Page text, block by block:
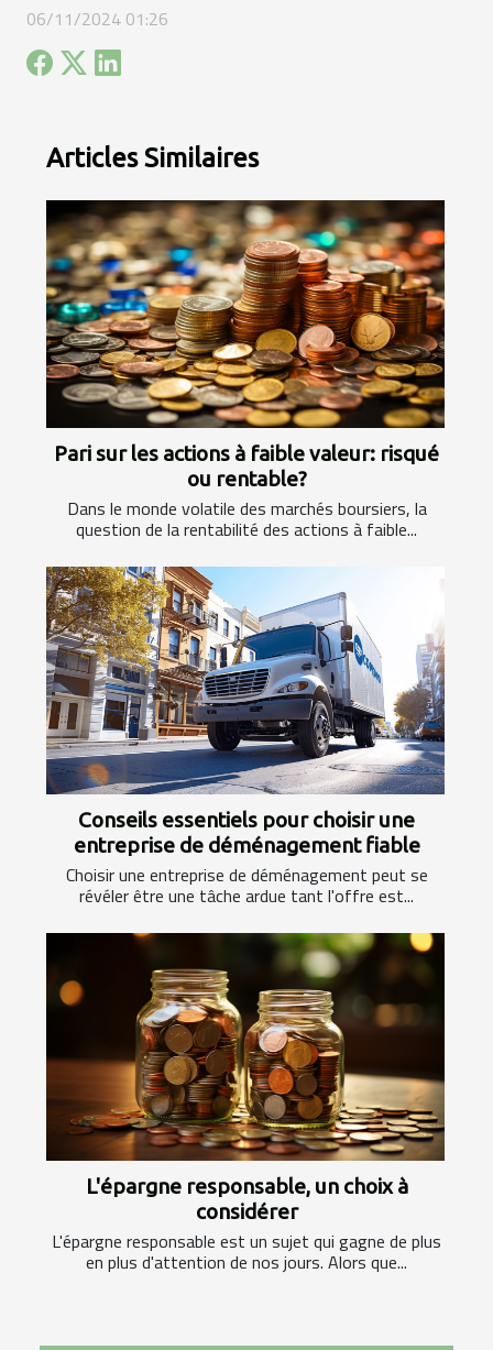
06/11/2024 01:26
Articles Similaires
Pari sur les actions à faible valeur: risqué
ou rentable?
Dans le monde volatile des marchés boursiers, la
question de la rentabilité des actions à faible...
Conseils essentiels pour choisir une
entreprise de déménagement fiable
Choisir une entreprise de déménagement peut se
révéler être une tâche ardue tant l'offre est...
L'épargne responsable, un choix à
considérer
L'épargne responsable est un sujet qui gagne de plus
en plus d'attention de nos jours. Alors que...